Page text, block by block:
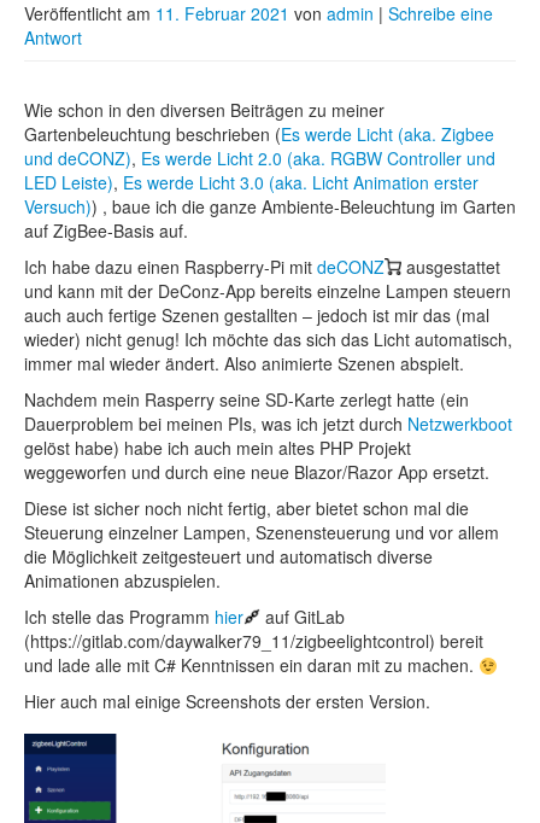
Veröffentlicht am 11. Februar 2021 von admin | Schreibe eine
Antwort
Wie schon in den diversen Beiträgen zu meiner
Gartenbeleuchtung beschrieben (Es werde Licht (aka. Zigbee
und deCONZ), Es werde Licht 2.0 (aka. RGBW Controller und
LED Leiste), Es werde Licht 3.0 (aka. Licht Animation erster
Versuch)) , baue ich die ganze Ambiente-Beleuchtung im Garten
auf ZigBee-Basis auf.
Ich habe dazu einen Raspberry-Pi mit deCONZ
ausgestattet
und kann mit der DeConz-App bereits einzelne Lampen steuern
auch auch fertige Szenen gestallten – jedoch ist mir das (mal
wieder) nicht genug! Ich möchte das sich das Licht automatisch,
immer mal wieder ändert. Also animierte Szenen abspielt.
Nachdem mein Rasperry seine SD-Karte zerlegt hatte (ein
Dauerproblem bei meinen PIs, was ich jetzt durch Netzwerkboot
gelöst habe) habe ich auch mein altes PHP Projekt
weggeworfen und durch eine neue Blazor/Razor App ersetzt.
Diese ist sicher noch nicht fertig, aber bietet schon mal die
Steuerung einzelner Lampen, Szenensteuerung und vor allem
die Möglichkeit zeitgesteuert und automatisch diverse
Animationen abzuspielen.
Ich stelle das Programm hier
auf GitLab
(https://gitlab.com/daywalker79_11/zigbeelightcontrol) bereit
und lade alle mit C# Kenntnissen ein daran mit zu machen.
Hier auch mal einige Screenshots der ersten Version.